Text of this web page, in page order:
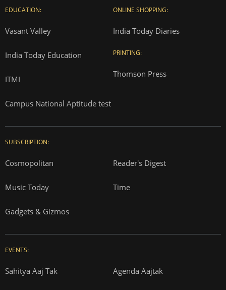
EDUCATION:
Vasant Valley
India Today Education
ITMI
Campus National Aptitude test
ONLINE SHOPPING:
India Today Diaries
PRINTING:
Thomson Press
SUBSCRIPTION:
Cosmopolitan Reader's Digest
Music Today Time
Gadgets & Gizmos
EVENTS:
Sahitya Aaj Tak Agenda Aajtak